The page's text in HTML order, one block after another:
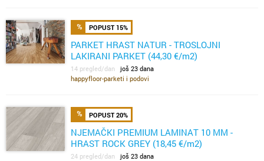
POPUST 15%
PARKET HRAST NATUR - TROSLOJNI
LAKIRANI PARKET (44,30 €/m2)
14 pregled/dan još 23 dana
happyfloor-parketi i podovi
POPUST 20%
NJEMAČKI PREMIUM LAMINAT 10 MM -
HRAST ROCK GREY (18,45 €/m2)
24 pregled/dan još 23 dana